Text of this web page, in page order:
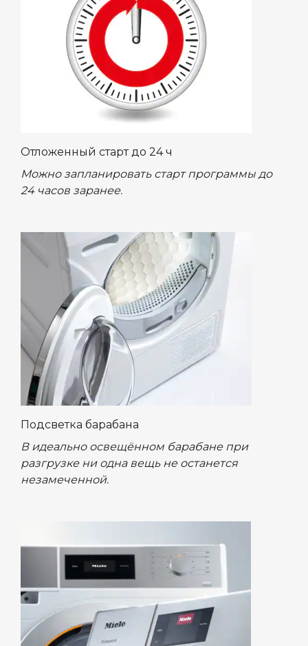
Отложенный старт до 24 ч
Можно запланировать старт программы до
24 часов заранее.
Подсветка барабана
В идеально освещённом барабане при
разгрузке ни одна вещь не останется
незамеченной.